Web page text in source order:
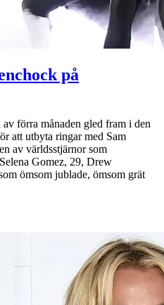
på
förra månaden gled fram i den
att utbyta ringar med Sam
av världsstjärnor som
Gomez, 29, Drew
ömsom jublade, ömsom grät